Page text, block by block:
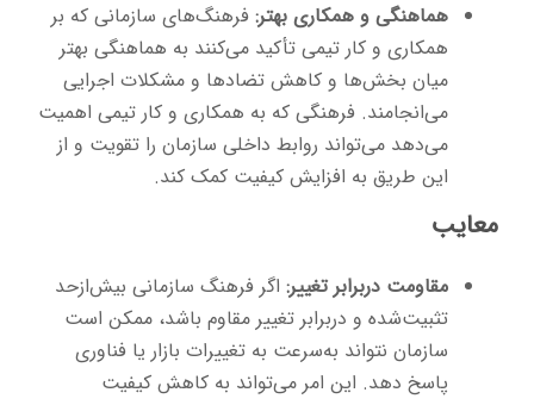
هماهنگی و همکاری بهتر: فرهنگ‌های سازمانی که بر
همکاری و کار تیمی تأکید می‌کنند به هماهنگی بهتر
میان بخش‌ها و کاهش تضادها و مشکلات اجرایی
می‌انجامند. فرهنگی که به همکاری و کار تیمی اهمیت
می‌دهد می‌تواند روابط داخلی سازمان را تقویت و از
این طریق به افزایش کیفیت کمک کند.
معایب
مقاومت دربرابر تغییر: اگر فرهنگ سازمانی بیش‌ازحد
تثبیت‌شده و دربرابر تغییر مقاوم باشد، ممکن است
سازمان نتواند به‌سرعت به تغییرات بازار یا فناوری
پاسخ دهد. این امر می‌تواند به کاهش کیفیت